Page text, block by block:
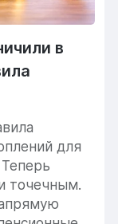
в
для
точечным.